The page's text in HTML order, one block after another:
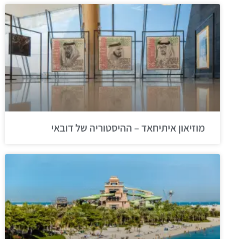
מוזיאון איתיחאד – ההיסטוריה של דובאי